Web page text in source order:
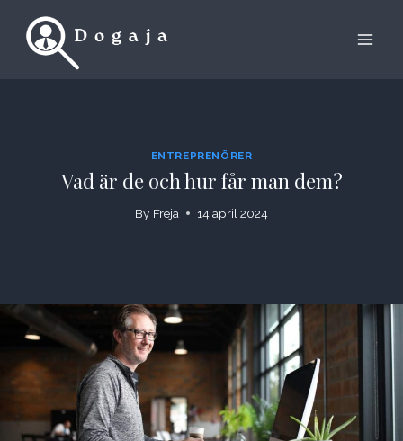
ENTREPRENÖRER
Vad är de och hur får man dem?
By Freja 14 april 2024